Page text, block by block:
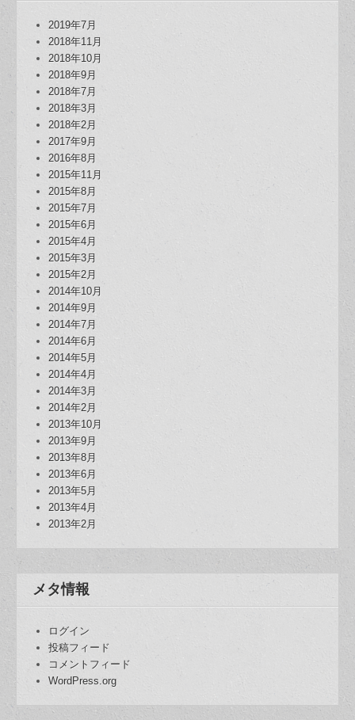
2019年7月
2018年11月
2018年10月
2018年9月
2018年7月
2018年3月
2018年2月
2017年9月
2016年8月
2015年11月
2015年8月
2015年7月
2015年6月
2015年4月
2015年3月
2015年2月
2014年10月
2014年9月
2014年7月
2014年6月
2014年5月
2014年4月
2014年3月
2014年2月
2013年10月
2013年9月
2013年8月
2013年6月
2013年5月
2013年4月
2013年2月
メタ情報
ログイン
投稿フィード
コメントフィード
WordPress.org